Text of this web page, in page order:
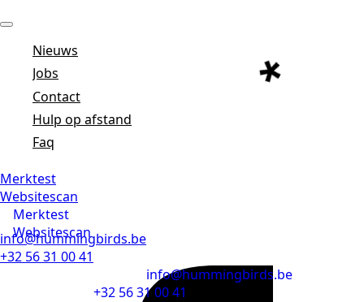
Nieuws
Jobs
Contact
Hulp op afstand
Faq
Merktest
Merktest
Websitescan
Websitescan
info@hummingbirds.be
info@hummingbirds.be
+32 56 31 00 41
+32 56 31 00 41